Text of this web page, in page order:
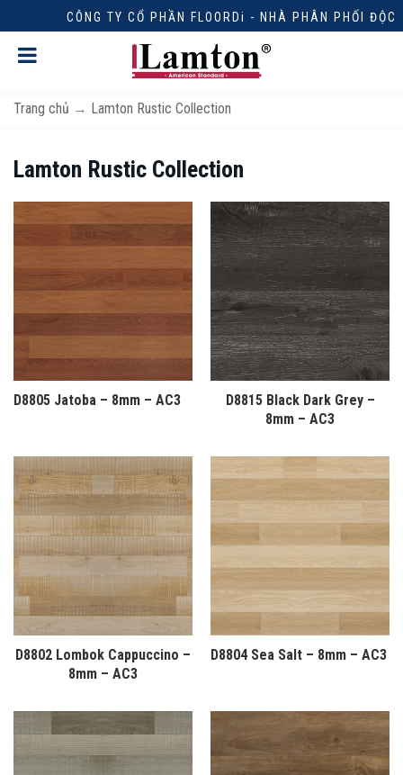
CÔNG TY CỔ PHẦN FLOORDi - NHÀ PHÂN PHỐI ĐỘC
Trang chủ → Lamton Rustic Collection
Lamton Rustic Collection
D8805 Jatoba – 8mm – AC3
D8815 Black Dark Grey –
8mm – AC3
D8802 Lombok Cappuccino –
8mm – AC3
D8804 Sea Salt – 8mm – AC3